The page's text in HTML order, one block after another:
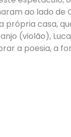
ao lado de
própria casa,
(violão),
a poesia, a